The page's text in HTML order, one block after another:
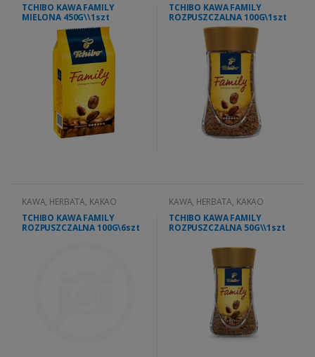
TCHIBO KAWA FAMILY
MIELONA 450G\\1szt
TCHIBO KAWA FAMILY
ROZPUSZCZALNA 100G\1szt
KAWA, HERBATA, KAKAO
TCHIBO KAWA FAMILY
ROZPUSZCZALNA 100G\6szt
KAWA, HERBATA, KAKAO
TCHIBO KAWA FAMILY
ROZPUSZCZALNA 50G\\1szt